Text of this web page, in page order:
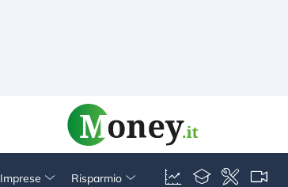
Imprese Risparmio